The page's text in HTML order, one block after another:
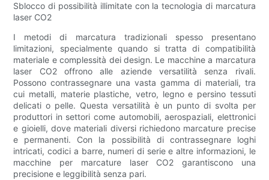
Sblocco di possibilità illimitate con la tecnologia di marcatura
laser CO2
I metodi di marcatura tradizionali spesso presentano
limitazioni, specialmente quando si tratta di compatibilità
materiale e complessità dei design. Le macchine a marcatura
laser CO2 offrono alle aziende versatilità senza rivali.
Possono contrassegnare una vasta gamma di materiali, tra
cui metalli, materie plastiche, vetro, legno e persino tessuti
delicati o pelle. Questa versatilità è un punto di svolta per
produttori in settori come automobili, aerospaziali, elettronici
e gioielli, dove materiali diversi richiedono marcature precise
e permanenti. Con la possibilità di contrassegnare loghi
intricati, codici a barre, numeri di serie e altre informazioni, le
macchine per marcature laser CO2 garantiscono una
precisione e leggibilità senza pari.